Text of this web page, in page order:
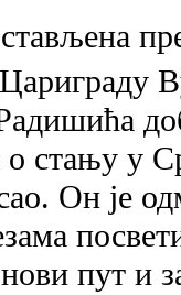
Цариграду
стању у
Он је
пут и